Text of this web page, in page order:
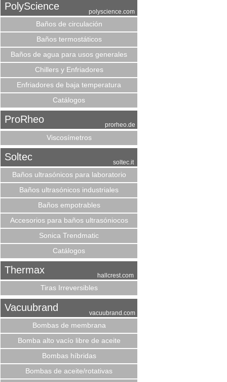
PolyScience polyscience.com
Baños de circulación
Baños termostáticos
Baños de agua para usos generales
Chillers y Enfriadores
Enfriadores de baja temperatura
Catálogos
ProRheo prorheo.de
Viscosímetros
Soltec soltec.it
Baños ultrasónicos para laboratorio
Baños ultrasónicos industriales
Baños empotrables
Accesorios para baños ultrasóniocos
Sonica Trendmatic
Catálogos
Thermax hallcrest.com
Tiras Irreversibles
Vacuubrand vacuubrand.com
Bombas de membrana
Bomba alto vacío libre de aceite
Bombas híbridas
Bombas de aceite/rotativas